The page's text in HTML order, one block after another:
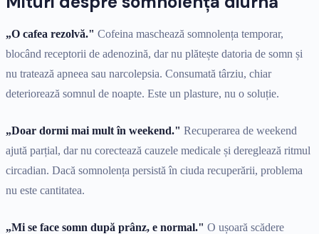
„O cafea rezolvă." Cofeina maschează somnolența temporar,
blocând receptorii de adenozină, dar nu plătește datoria de somn și
nu tratează apneea sau narcolepsia. Consumată târziu, chiar
deteriorează somnul de noapte. Este un plasture, nu o soluție.
„Doar dormi mai mult în weekend." Recuperarea de weekend
ajută parțial, dar nu corectează cauzele medicale și dereglează ritmul
circadian. Dacă somnolența persistă în ciuda recuperării, problema
nu este cantitatea.
„Mi se face somn după prânz, e normal." O ușoară scădere